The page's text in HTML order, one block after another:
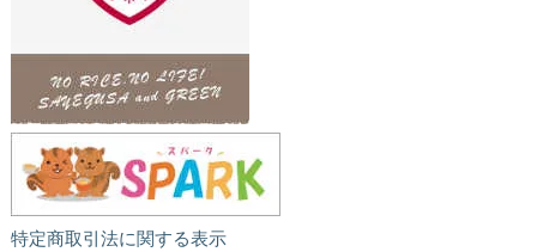
特定商取引法に関する表示